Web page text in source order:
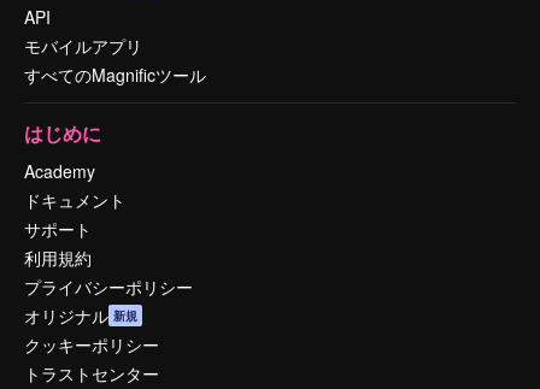
API
モバイルアプリ
すべてのMagnificツール
はじめに
Academy
ドキュメント
サポート
利用規約
プライバシーポリシー
オリジナル 新規
クッキーポリシー
トラストセンター